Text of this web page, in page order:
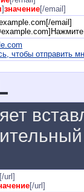
]значение[/email]
email]
чтобы отправить
[/url]
[/url]